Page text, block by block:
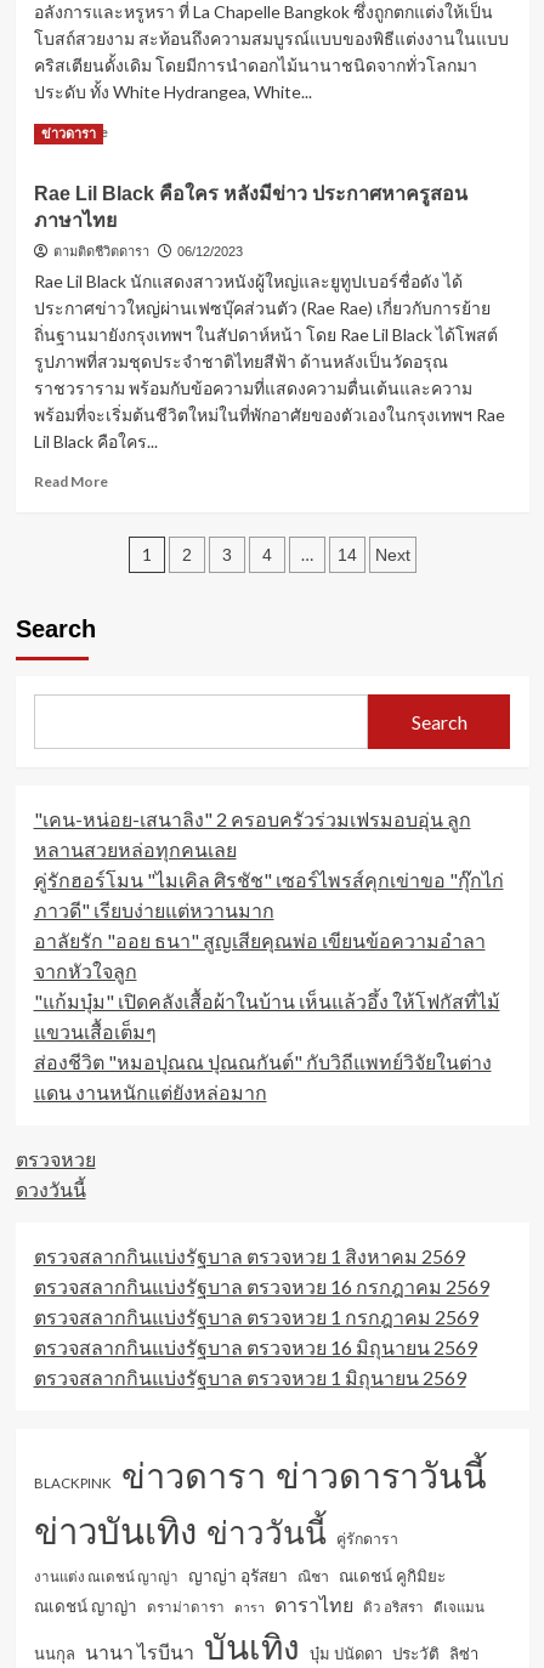
พันธุ์
มณี
หลัง
ศัลยกรรม
อลังการและหรูหรา ที่ La Chapelle Bangkok ซึ่งถูกตกแต่งให้เป็น
โบสถ์สวยงาม สะท้อนถึงความสมบูรณ์แบบของพิธีแต่งงานในแบบ
คริสเตียนดั้งเดิม โดยมีการนำดอกไม้นานาชนิดจากทั่วโลกมา
ประดับ ทั้ง White Hydrangea, White...
Read MoreRead
งาน
แต่งงาน
สุด
ของ
“นน
นี่
ณัฐ
ชา”
และ
“แอ็
คมี่
ข่าวดารา
Rae Lil Black คือใคร หลังมีข่าว ประกาศหาครูสอน
ภาษาไทย
ตามติดชีวิตดารา 06/12/2023
Rae Lil Black นักแสดงสาวหนังผู้ใหญ่และยูทูปเบอร์ชื่อดัง ได้
ประกาศข่าวใหญ่ผ่านเฟซบุ๊คส่วนตัว (Rae Rae) เกี่ยวกับการย้าย
ถิ่นฐานมายังกรุงเทพฯ ในสัปดาห์หน้า โดย Rae Lil Black ได้โพสต์
รูปภาพที่สวมชุดประจำชาติไทยสีฟ้า ด้านหลังเป็นวัดอรุณ
ราชวราราม พร้อมกับข้อความที่แสดงความตื่นเต้นและความ
พร้อมที่จะเริ่มต้นชีวิตใหม่ในที่พักอาศัยของตัวเองในกรุงเทพฯ Rae
Lil Black คือใคร...
Read MoreRead
หา
ภาษา
ไทย
Posts
1 2 3 4 … 14 Next
Search
Search
"เคน-หน่อย-เสนาลิง" 2 ครอบครัวร่วมเฟรมอบอุ่น ลูก
หลานสวยหล่อทุกคนเลย
คู่รักฮอร์โมน "ไมเคิล ศิรชัช" เซอร์ไพรส์คุกเข่าขอ "กุ๊กไก่
ภาวดี" เรียบง่ายแต่หวานมาก
อาลัยรัก "ออย ธนา" สูญเสียคุณพ่อ เขียนข้อความอำลา
จากหัวใจลูก
"แก้มบุ๋ม" เปิดคลังเสื้อผ้าในบ้าน เห็นแล้วอึ้ง ให้โฟกัสที่ไม้
แขวนเสื้อเต็มๆ
ส่องชีวิต "หมอปุณณ ปุณณกันต์" กับวิถีแพทย์วิจัยในต่าง
แดน งานหนักแต่ยังหล่อมาก
ตรวจหวย
ดวงวันนี้
ตรวจสลากกินแบ่งรัฐบาล ตรวจหวย 1 สิงหาคม 2569
ตรวจสลากกินแบ่งรัฐบาล ตรวจหวย 16 กรกฎาคม 2569
ตรวจสลากกินแบ่งรัฐบาล ตรวจหวย 1 กรกฎาคม 2569
ตรวจสลากกินแบ่งรัฐบาล ตรวจหวย 16 มิถุนายน 2569
ตรวจสลากกินแบ่งรัฐบาล ตรวจหวย 1 มิถุนายน 2569
BLACKPINK ข่าวดารา ข่าวดาราวันนี้
ข่าวบันเทิง ข่าววันนี้ คู่รักดารา
งานแต่ง ณเดชน์ ญาญ่า ญาญ่า อุรัสยา ณิชา
ณเดชน์ คูกิมิยะ
ณเดชน์ ญาญ่า
ดราม่าดารา ดารา ดาราไทย ดิว อริสรา ดีเจแมน
นนกุล นานา ไรบีนา บันเทิง บุ๋ม ปนัดดา ประวัติ ลิซ่า